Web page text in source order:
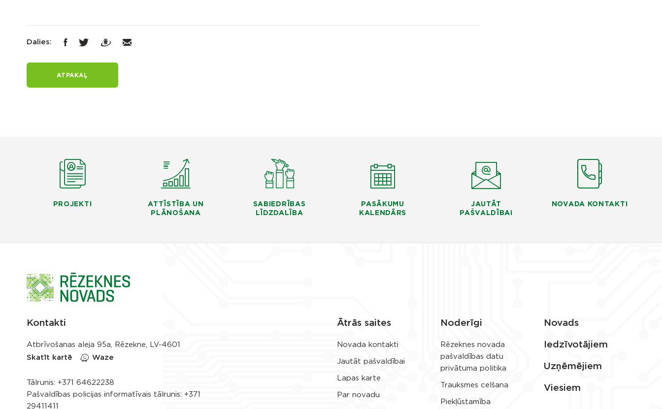
Dalies:
ATPAKAĻ
PROJEKTI
ATTĪSTĪBA UN
PLĀNOŠANA
SABIEDRĪBAS
LĪDZDALĪBA
PASĀKUMU
KALENDĀRS
JAUTĀT
PAŠVALDĪBAI
NOVADA KONTAKTI
Kontakti
Atbrīvošanas aleja 95a, Rēzekne, LV-4601
Skatīt kartē
Waze
Tālrunis: +371 64622238
Pašvaldības policijas informatīvais tālrunis: +371
29411411
Ātrās saites
Novada kontakti
Jautāt pašvaldībai
Lapas karte
Par novadu
Noderīgi
Rēzeknes novada
pašvaldības datu
privātuma politika
Trauksmes celšana
Piekļūstamība
Novads
Iedzīvotājiem
Uzņēmējiem
Viesiem